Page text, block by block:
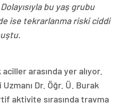
bu yaş grubu
ise tekrarlanma riski ciddi
arasında yer alıyor.
Dr. Öğr. Ü. Burak
aktivite sırasında travma